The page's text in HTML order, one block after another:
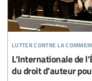
lutter contre la
L’Internationale de
du droit d’auteur